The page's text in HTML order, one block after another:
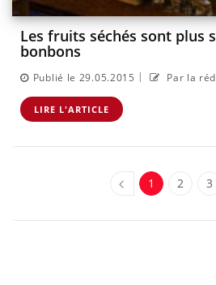
Les fruits séchés sont plus
bonbons
Publié le 29.05.2015 | Par la
LIRE L'ARTICLE
1 2 3